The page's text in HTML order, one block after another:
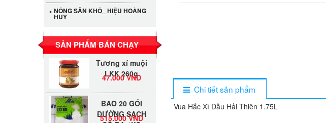
Chi tiết sản phẩm
Vua Hắc Xì Dầu Hải Thiên 1.75L
NÔNG SẢN KHÔ_ HIỆU HOÀNG
HUY
SẢN PHẨM BÁN CHẠY
LỐC 12 HỦ
LKK 260g
Tương xí muội
LKK 260g
47.000 VND
BAO 20 GÓI
ĐƯỜNG SẠCH
CÔ BA 1KG
515.000 VND